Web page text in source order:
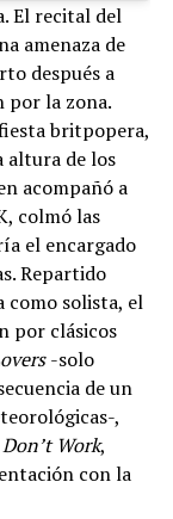
El recital del
amenaza de
después a
por la zona.
britpopera,
altura de los
acompañó a
colmó las
el encargado
Repartido
como solista, el
por clásicos
-solo
de un
,
Work,
con la